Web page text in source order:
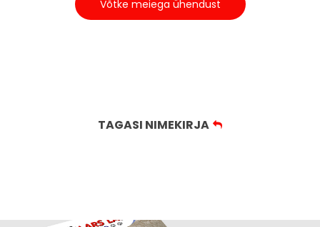
Võtke meiega ühendust
TAGASI NIMEKIRJA